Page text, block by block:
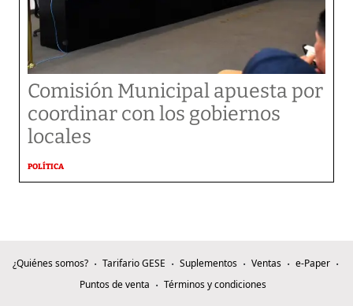
Comisión Municipal apuesta por
coordinar con los gobiernos
locales
POLÍTICA
¿Quiénes somos? Tarifario GESE Suplementos Ventas
e-Paper
Puntos de venta
Términos y condiciones